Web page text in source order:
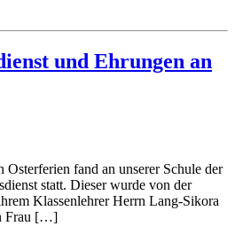
und Ehrungen an
fand an unserer Schule der
statt. Dieser wurde von der
Klassenlehrer Herrn Lang-Sikora
Frau […]